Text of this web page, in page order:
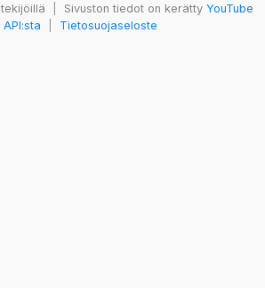
Sivuston tiedot on kerätty YouTube
Tietosuojaseloste